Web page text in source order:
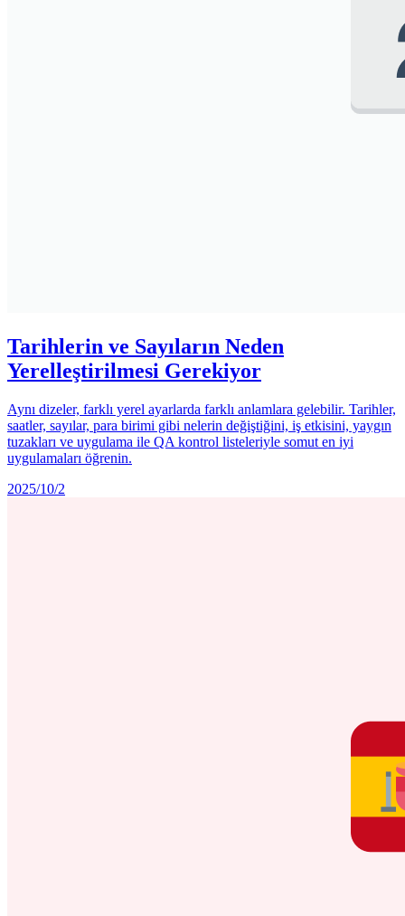
Tarihlerin ve Sayıların Neden
Yerelleştirilmesi Gerekiyor
Aynı dizeler, farklı yerel ayarlarda farklı anlamlara gelebilir. Tarihler,
saatler, sayılar, para birimi gibi nelerin değiştiğini, iş etkisini, yaygın
tuzakları ve uygulama ile QA kontrol listeleriyle somut en iyi
uygulamaları öğrenin.
2025/10/2